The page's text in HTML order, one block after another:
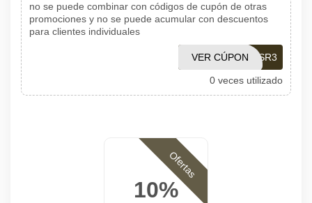
no se puede combinar con códigos de cupón de otras
promociones y no se puede acumular con descuentos
para clientes individuales
DS22SR3
VER CÚPON
0 veces utilizado
10%
Ofertas